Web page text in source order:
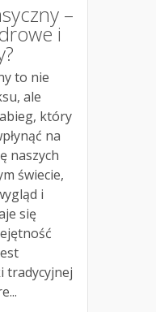
–
i
to nie
ale
który
na
naszych
świecie,
i
się
tradycyjnej